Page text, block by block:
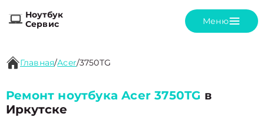
Ноутбук
Сервис
Меню
Главная/Acer/3750TG
Ремонт ноутбука Acer 3750TG в
Иркутске